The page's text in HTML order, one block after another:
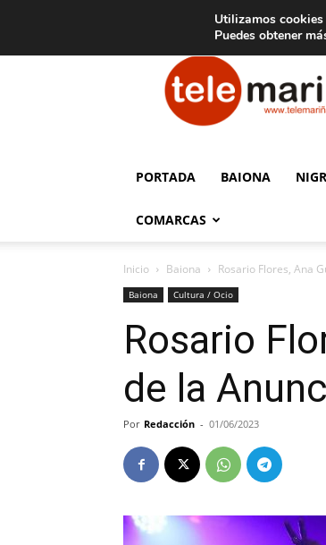
Aviso legal Tarifas
PORTADA BAIONA
COMARCAS
Inicio Baiona Rosario Flores, Ana
Baiona Cultura / Ocio
Rosario
de la
Por Redacción - 01/06/2023
Utilizamos
Puedes obtener